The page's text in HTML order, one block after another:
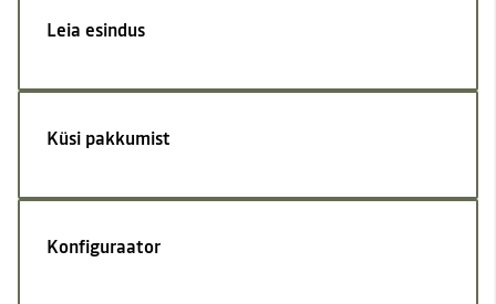
Leia esindus
Küsi pakkumist
Konfiguraator